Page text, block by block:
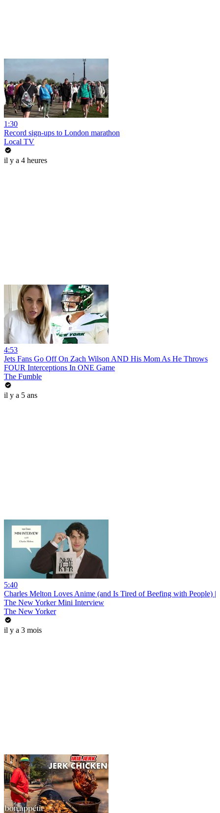
1:30
Record sign-ups to London marathon
Local TV
il y a 4 heures
4:53
Jets Fans Go Off On Zach Wilson AND His Mom As He Throws
FOUR Interceptions In ONE Game
The Fumble
il y a 5 ans
5:40
Charles Melton Loves Anime (and Is Tired of Beefing with People) |
The New Yorker Mini Interview
The New Yorker
il y a 3 mois